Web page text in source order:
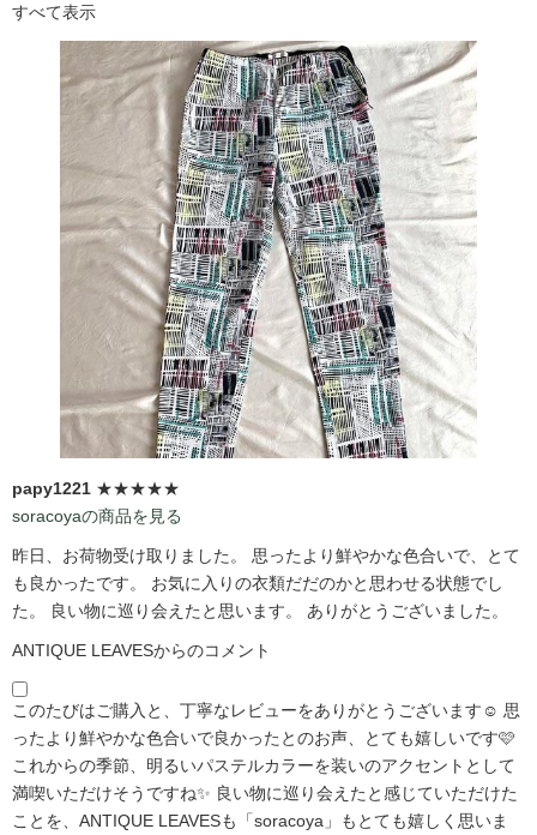
すべて表示
papy1221 ★★★★★
soracoyaの商品を見る
昨日、お荷物受け取りました。 思ったより鮮やかな色合いで、とて
も良かったです。 お気に入りの衣類だだのかと思わせる状態でし
た。 良い物に巡り会えたと思います。 ありがとうございました。
ANTIQUE LEAVESからのコメント
このたびはご購入と、丁寧なレビューをありがとうございます☺️ 思
ったより鮮やかな色合いで良かったとのお声、とても嬉しいです🩷
これからの季節、明るいパステルカラーを装いのアクセントとして
満喫いただけそうですね✨ 良い物に巡り会えたと感じていただけた
ことを、ANTIQUE LEAVESも「soracoya」もとても嬉しく思いま